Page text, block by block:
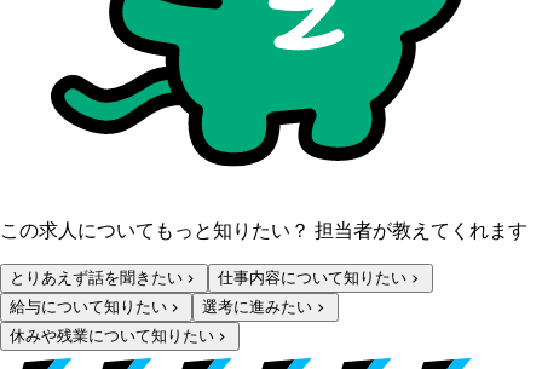
この求人についてもっと知りたい？ 担当者が教えてくれます
とりあえず話を聞きたい
仕事内容について知りたい
給与について知りたい
選考に進みたい
休みや残業について知りたい